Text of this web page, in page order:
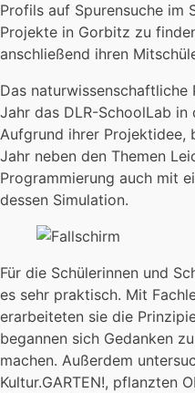
Profils auf Spurensuche im
Projekte in Gorbitz zu
anschließend ihren
Das
Jahr das DLR-SchoolLab in
Aufgrund ihrer Projektidee,
Jahr neben den Themen
Programmierung auch mit
dessen Simulation.
Für die Schülerinnen und
es sehr praktisch. Mit
erarbeiteten sie die
begannen sich Gedanken
machen. Außerdem
Kultur.GARTEN!, pflanzten